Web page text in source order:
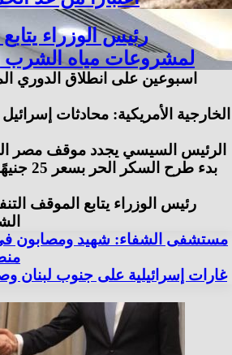
رئيس الوزراء
لمشروعات مياه
الخارجية الأمريكية: محادثات
الرئيس السيسي يجدد موقف مصر
بدء طرح
رئيس الوزراء يتابع الموقف
مستشفى الشفاء: شهيد ومصابون في
غارات إسرائيلية على جنوب لبنان